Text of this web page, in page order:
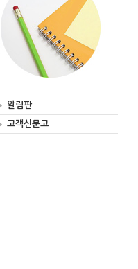
알림판
고객신문고